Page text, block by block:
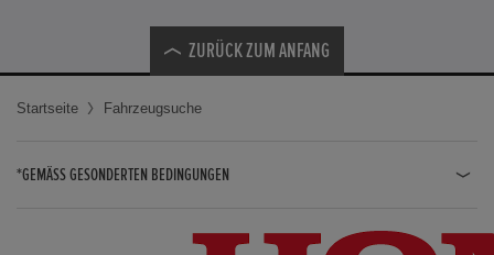
ZURÜCK ZUM ANFANG
Startseite Fahrzeugsuche
*GEMÄSS GESONDERTEN BEDINGUNGEN